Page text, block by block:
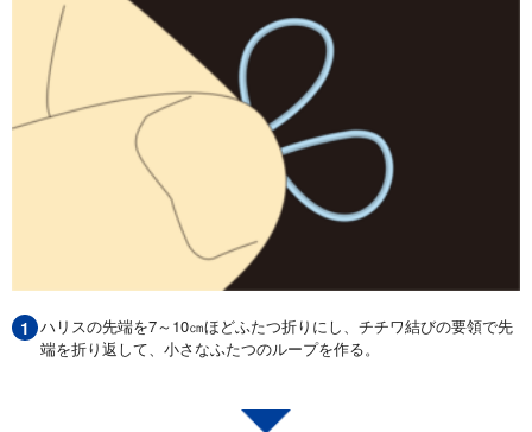
ハリスの先端を7～10㎝ほどふたつ折りにし、チチワ結びの要領で先
端を折り返して、小さなふたつのループを作る。